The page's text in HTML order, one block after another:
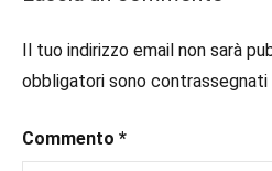
#inspiration,
#instalibri,
#italianblogger
Il tuo indirizzo email non sarà
obbligatori sono contrassegnati
Commento *